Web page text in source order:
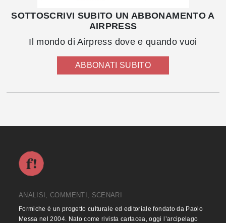
SOTTOSCRIVI SUBITO UN ABBONAMENTO A
AIRPRESS
Il mondo di Airpress dove e quando vuoi
ABBONATI SUBITO
ANALISI, COMMENTI, SCENARI
Formiche è un progetto culturale ed editoriale fondato da Paolo
Messa nel 2004. Nato come rivista cartacea, oggi l’arcipelago